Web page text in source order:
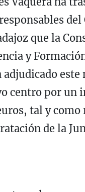
del
que la
y
este
centro por un
tal y como
de la